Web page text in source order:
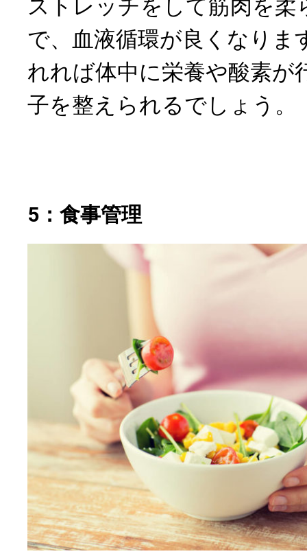
ストレッチをして筋肉を柔
で、血液循環が良くなりま
れれば体中に栄養や酸素が
子を整えられるでしょう。
5：食事管理